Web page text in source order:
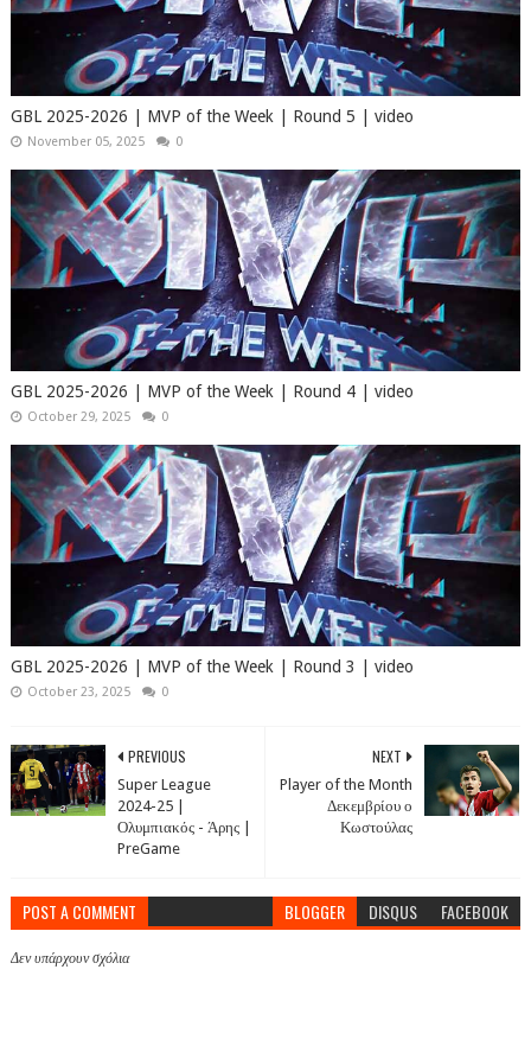
GBL 2025-2026 | MVP of the Week | Round 5 | video
November 05, 2025 0
GBL 2025-2026 | MVP of the Week | Round 4 | video
October 29, 2025 0
GBL 2025-2026 | MVP of the Week | Round 3 | video
October 23, 2025 0
NEXT
Player of the Month
Δεκεμβρίου ο
Κωστούλας
PREVIOUS
Super League
2024-25 |
Ολυμπιακός - Άρης |
PreGame
POST A COMMENT BLOGGER DISQUS FACEBOOK
Δεν υπάρχουν σχόλια